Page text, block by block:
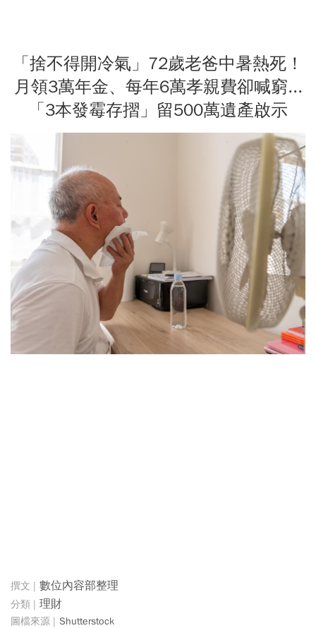
「捨不得開冷氣」72歲老爸中暑熱死！
月領3萬年金、每年6萬孝親費卻喊窮...
「3本發霉存摺」留500萬遺產啟示
數位內容部整理
理財
Shutterstock